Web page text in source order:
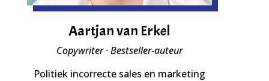
Aartjan van Erkel
Copywriter · Bestseller-auteur
Politiek incorrecte sales en marketing